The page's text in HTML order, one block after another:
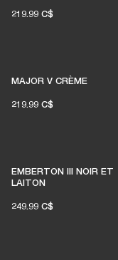
219.99 C$
MAJOR V CRÈME
219.99 C$
EMBERTON III NOIR ET
LAITON
249.99 C$